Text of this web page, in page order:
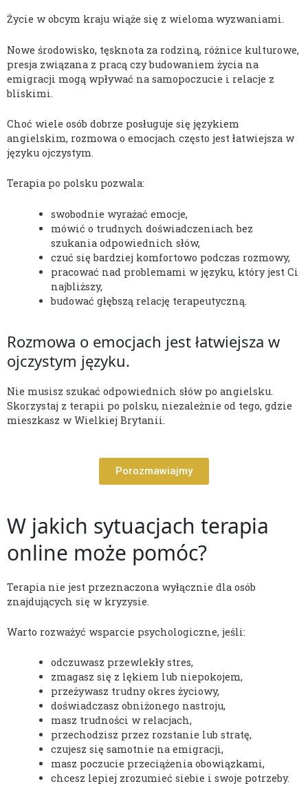
Życie w obcym kraju wiąże się z wieloma wyzwaniami.
Nowe środowisko, tęsknota za rodziną, różnice kulturowe,
presja związana z pracą czy budowaniem życia na
emigracji mogą wpływać na samopoczucie i relacje z
bliskimi.
Choć wiele osób dobrze posługuje się językiem
angielskim, rozmowa o emocjach często jest łatwiejsza w
języku ojczystym.
Terapia po polsku pozwala:
swobodnie wyrażać emocje,
mówić o trudnych doświadczeniach bez
szukania odpowiednich słów,
czuć się bardziej komfortowo podczas rozmowy,
pracować nad problemami w języku, który jest Ci
najbliższy,
budować głębszą relację terapeutyczną.
Rozmowa o emocjach jest łatwiejsza w
ojczystym języku.
Nie musisz szukać odpowiednich słów po angielsku.
Skorzystaj z terapii po polsku, niezależnie od tego, gdzie
mieszkasz w Wielkiej Brytanii.
Porozmawiajmy
W jakich sytuacjach terapia
online może pomóc?
Terapia nie jest przeznaczona wyłącznie dla osób
znajdujących się w kryzysie.
Warto rozważyć wsparcie psychologiczne, jeśli:
odczuwasz przewlekły stres,
zmagasz się z lękiem lub niepokojem,
przeżywasz trudny okres życiowy,
doświadczasz obniżonego nastroju,
masz trudności w relacjach,
przechodzisz przez rozstanie lub stratę,
czujesz się samotnie na emigracji,
masz poczucie przeciążenia obowiązkami,
chcesz lepiej zrozumieć siebie i swoje potrzeby.